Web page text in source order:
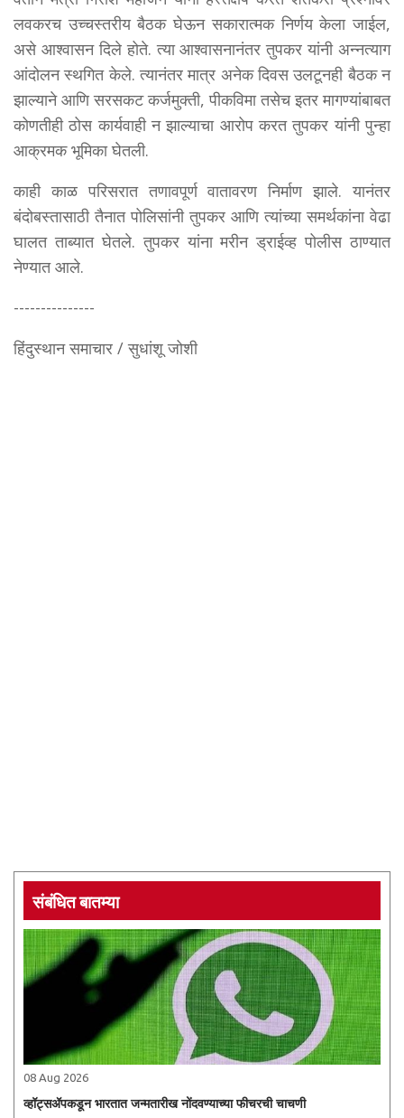
लवकरच उच्चस्तरीय बैठक घेऊन सकारात्मक निर्णय केला जाईल,
असे आश्वासन दिले होते. त्या आश्वासनानंतर तुपकर यांनी अन्नत्याग
आंदोलन स्थगित केले. त्यानंतर मात्र अनेक दिवस उलटूनही बैठक न
झाल्याने आणि सरसकट कर्जमुक्ती, पीकविमा तसेच इतर मागण्यांबाबत
कोणतीही ठोस कार्यवाही न झाल्याचा आरोप करत तुपकर यांनी पुन्हा
आक्रमक भूमिका घेतली.
काही काळ परिसरात तणावपूर्ण वातावरण निर्माण झाले. यानंतर
बंदोबस्तासाठी तैनात पोलिसांनी तुपकर आणि त्यांच्या समर्थकांना वेढा
घालत ताब्यात घेतले. तुपकर यांना मरीन ड्राईव्ह पोलीस ठाण्यात
नेण्यात आले.
---------------
हिंदुस्थान समाचार / सुधांशू जोशी
संबंधित बातम्या
08 Aug 2026
व्हॉट्सॲपकडून भारतात जन्मतारीख नोंदवण्याच्या फीचरची चाचणी